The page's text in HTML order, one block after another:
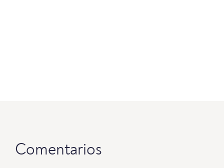
Comentarios